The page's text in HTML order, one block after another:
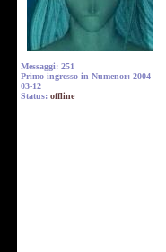
Messaggi: 251
Primo ingresso in Numenor: 2004-
03-12
Status: offline